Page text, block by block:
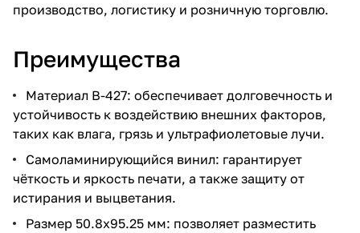
производство, логистику и розничную торговлю.
Преимущества
Материал В-427: обеспечивает долговечность и
устойчивость к воздействию внешних факторов,
таких как влага, грязь и ультрафиолетовые лучи.
Самоламинирующийся винил: гарантирует
чёткость и яркость печати, а также защиту от
истирания и выцветания.
Размер 50.8х95.25 мм: позволяет разместить